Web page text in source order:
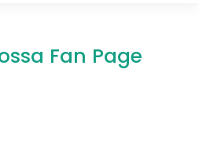
Fan Page